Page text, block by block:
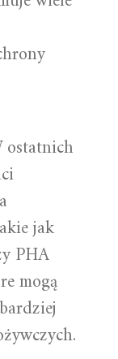
ostatnich
jak
PHA
mogą